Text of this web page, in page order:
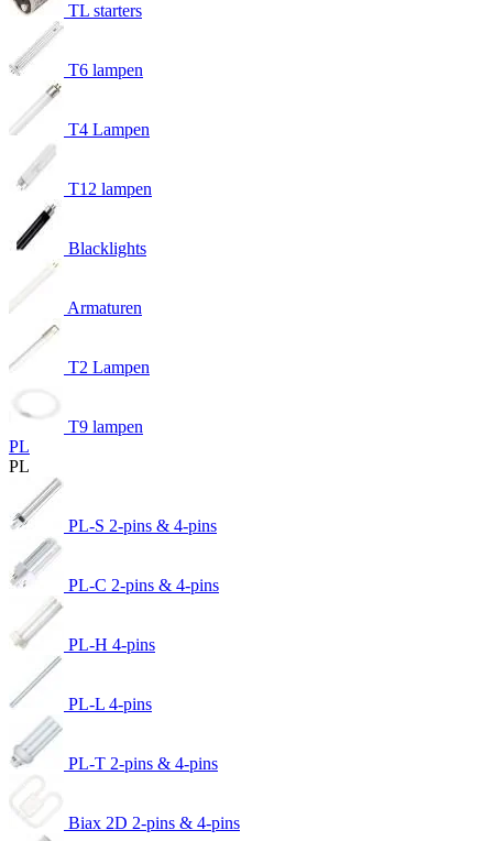
TL starters
T6 lampen
T4 Lampen
T12 lampen
Blacklights
Armaturen
T2 Lampen
T9 lampen
PL
PL
PL-S 2-pins & 4-pins
PL-C 2-pins & 4-pins
PL-H 4-pins
PL-L 4-pins
PL-T 2-pins & 4-pins
Biax 2D 2-pins & 4-pins